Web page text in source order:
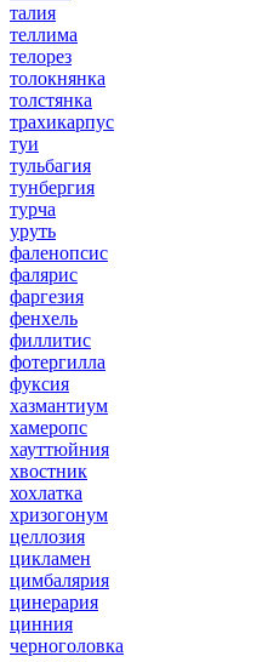
талия
теллима
телорез
толокнянка
толстянка
трахикарпус
туи
тульбагия
тунбергия
турча
уруть
фаленопсис
фалярис
фаргезия
фенхель
филлитис
фотергилла
фуксия
хазмантиум
хамеропс
хауттюйния
хвостник
хохлатка
хризогонум
целлозия
цикламен
цимбалярия
цинерария
цинния
черноголовка